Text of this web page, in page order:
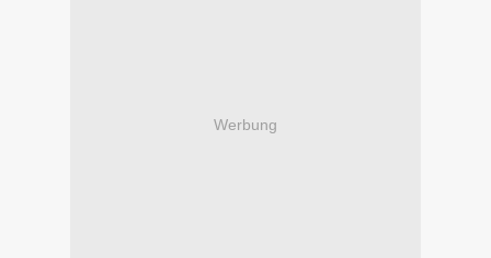
Werbung